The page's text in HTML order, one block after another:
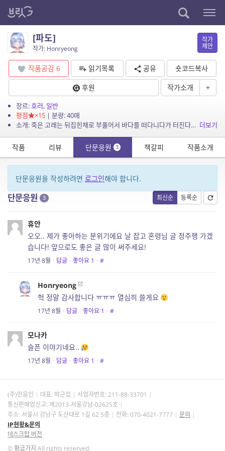
[파도]
작가: Honryeong
작가
제안
작품공감 6 읽기목록 공유
숏코드복사
후원
작가소개 +
장르:호러, 일반
평점
×15| 분량: 40매
소개: 죽은 고래는 뒤집힌채로 부풀어서 바다를 떠다니다가 터진다는 말이 있습니다. 그거랑 수족관에 있던 고래를 사람들이 버렸는데 그 고래가 죽어서 다시 돌아오는 뭐 그런걸 표현하고 싶었습... 더보기
작품 리뷰 단문응원 3 책갈피 작품소개
단문응원을 작성하려면 로그인해야 합니다.
최신순 등록순
단문응원 3
휴안
오오.. 제가 좋아하는 분위기에요 날 잡고 혼령님 글 정주행 가겠
습니다! 앞으로도 좋은 글 많이 써주세요!
17년 8월 · 답글 · 좋아요 1 · #
Honryeong
헉 정말 감사합니다 ㅠㅠㅠ 열심히 쓸게요
17년 8월 · 답글 · 좋아요 1 · #
모나카
슬픈 이야기네요..
17년 8월 · 답글 · 좋아요 1 · #
(주)민음인 대표: 박근섭 사업자번호: 211-88-33701
통신판매업신고: 제2013-서울강남-02625호
주소: 서울시 강남구 도산대로 1길 62 5층
전화: 070-4021-7777
문의
IP현황&문의
데스크탑 버전
©황금가지 All rights reserved.